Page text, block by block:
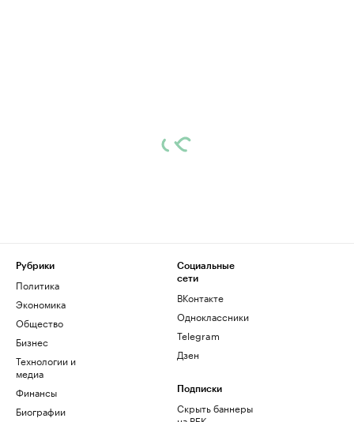
Рубрики
Политика
Экономика
Общество
Бизнес
Технологии и
медиа
Финансы
Биографии
Социальные
сети
ВКонтакте
Одноклассники
Telegram
Дзен
Подписки
Скрыть баннеры